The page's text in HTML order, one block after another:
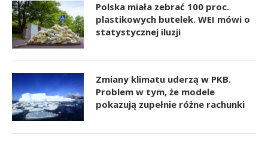
Polska miała zebrać 100 proc.
plastikowych butelek. WEI mówi o
statystycznej iluzji
Zmiany klimatu uderzą w PKB.
Problem w tym, że modele
pokazują zupełnie różne rachunki